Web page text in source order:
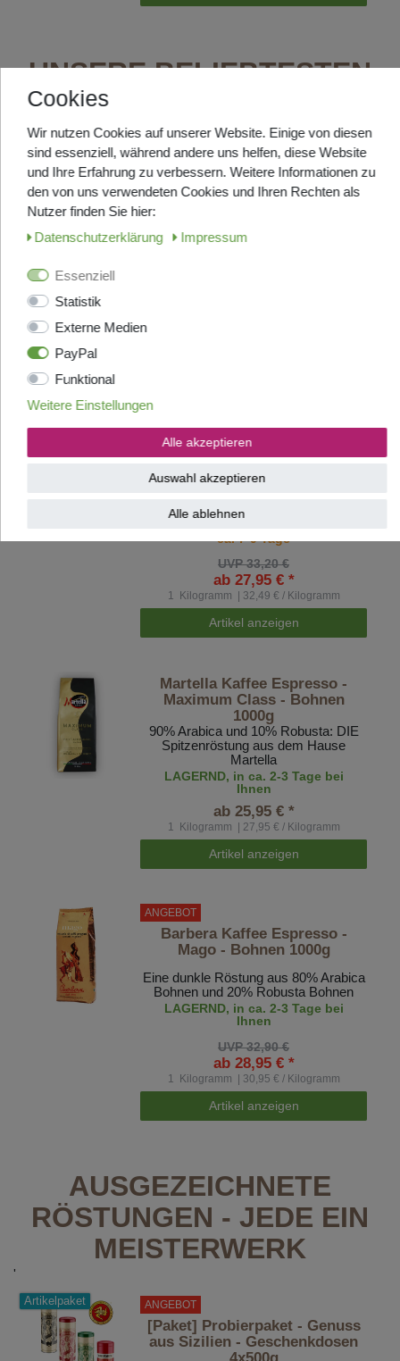
UNSERE BELIEBTESTEN
Top-Artikel ANGEBOT
Jolly Kaffee Espresso Crema -
Eine außergewöhnlich
Top-Artikel ANGEBOT
Omkafe Kaffee Espresso -
- 92% Arabica
ca. 7-9 Tage
UVP 33,20 €
ab 27,95 € *
1 Kilogramm | 32,49 € / Kilogramm
Artikel anzeigen
Martella Kaffee Espresso -
Maximum Class - Bohnen
1000g
90% Arabica und 10% Robusta: DIE
Spitzenröstung aus dem Hause
Martella
LAGERND, in ca. 2-3 Tage bei
Ihnen
ab 25,95 € *
1 Kilogramm | 27,95 € / Kilogramm
Artikel anzeigen
ANGEBOT
Barbera Kaffee Espresso -
Mago - Bohnen 1000g
Eine dunkle Röstung aus 80% Arabica
Bohnen und 20% Robusta Bohnen
LAGERND, in ca. 2-3 Tage bei
Ihnen
UVP 32,90 €
ab 28,95 € *
1 Kilogramm | 30,95 € / Kilogramm
Artikel anzeigen
AUSGEZEICHNETE
RÖSTUNGEN - JEDE EIN
MEISTERWERK
'
Artikelpaket ANGEBOT
[Paket] Probierpaket - Genuss
aus Sizilien - Geschenkdosen
Cookies
Wir nutzen Cookies auf unserer Website. Einige von diesen
sind essenziell, während andere uns helfen, diese Website
und Ihre Erfahrung zu verbessern. Weitere Informationen zu
den von uns verwendeten Cookies und Ihren Rechten als
Nutzer finden Sie hier:
Daten­schutz­erklärung
Impressum
Essenziell
Statistik
Externe Medien
PayPal
Funktional
Weitere Einstellungen
Alle akzeptieren
Auswahl akzeptieren
Alle ablehnen